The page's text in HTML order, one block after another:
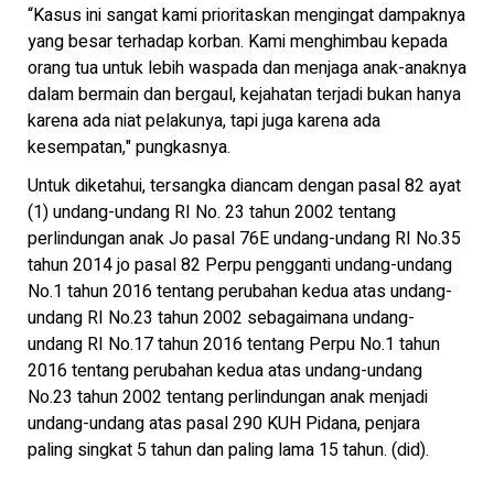
“Kasus ini sangat kami prioritaskan mengingat dampaknya
yang besar terhadap korban. Kami menghimbau kepada
orang tua untuk lebih waspada dan menjaga anak-anaknya
dalam bermain dan bergaul, kejahatan terjadi bukan hanya
karena ada niat pelakunya, tapi juga karena ada
kesempatan," pungkasnya.
Untuk diketahui, tersangka diancam dengan pasal 82 ayat
(1) undang-undang RI No. 23 tahun 2002 tentang
perlindungan anak Jo pasal 76E undang-undang RI No.35
tahun 2014 jo pasal 82 Perpu pengganti undang-undang
No.1 tahun 2016 tentang perubahan kedua atas undang-
undang RI No.23 tahun 2002 sebagaimana undang-
undang RI No.17 tahun 2016 tentang Perpu No.1 tahun
2016 tentang perubahan kedua atas undang-undang
No.23 tahun 2002 tentang perlindungan anak menjadi
undang-undang atas pasal 290 KUH Pidana, penjara
paling singkat 5 tahun dan paling lama 15 tahun. (did).